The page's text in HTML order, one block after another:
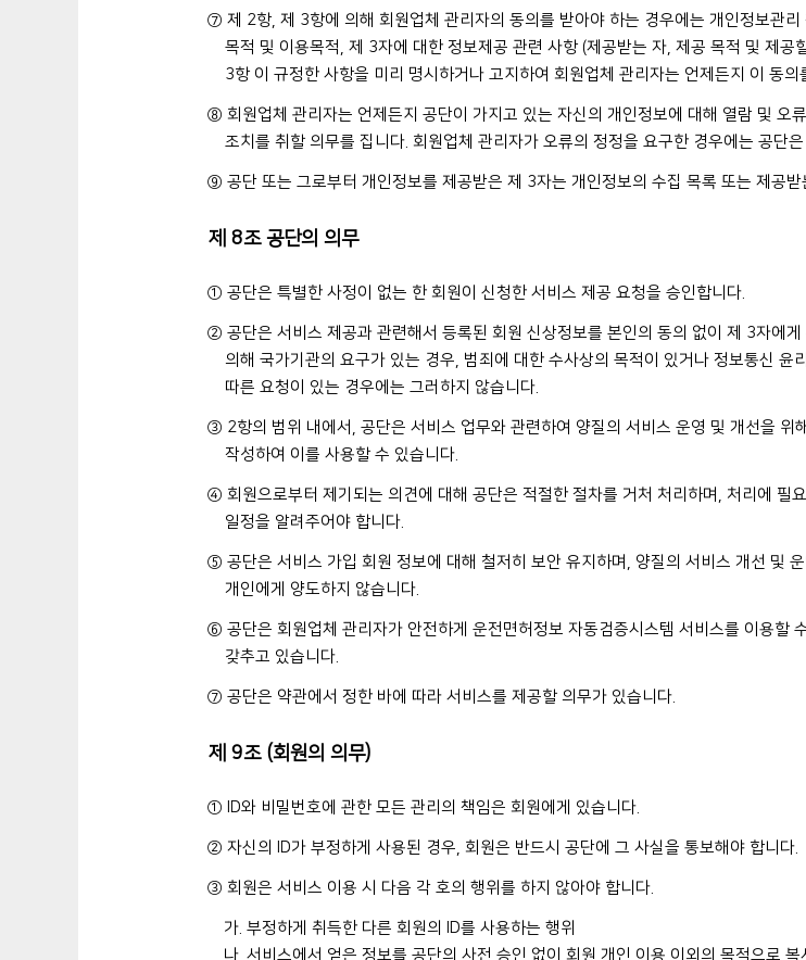
⑦ 제 2항, 제 3항에 의해 회원업체 관리자의 동의를 받아야 하는 경우에는 개인정보관
목적 및 이용목적, 제 3자에 대한 정보제공 관련 사항 (제공받는 자, 제공 목적 및 제
3항 이 규정한 사항을 미리 명시하거나 고지하여 회원업체 관리자는 언제든지 이 동의
⑧ 회원업체 관리자는 언제든지 공단이 가지고 있는 자신의 개인정보에 대해 열람 및 오
조치를 취할 의무를 집니다. 회원업체 관리자가 오류의 정정을 요구한 경우에는 공단
⑨ 공단 또는 그로부터 개인정보를 제공받은 제 3자는 개인정보의 수집 목록 또는 제공
제 8조 공단의 의무
① 공단은 특별한 사정이 없는 한 회원이 신청한 서비스 제공 요청을 승인합니다.
② 공단은 서비스 제공과 관련해서 등록된 회원 신상정보를 본인의 동의 없이 제 3자에
의해 국가기관의 요구가 있는 경우, 범죄에 대한 수사상의 목적이 있거나 정보통신 윤
따른 요청이 있는 경우에는 그러하지 않습니다.
③ 2항의 범위 내에서, 공단은 서비스 업무와 관련하여 양질의 서비스 운영 및 개선을 위
작성하여 이를 사용할 수 있습니다.
④ 회원으로부터 제기되는 의견에 대해 공단은 적절한 절차를 거처 처리하며, 처리에 필
일정을 알려주어야 합니다.
⑤ 공단은 서비스 가입 회원 정보에 대해 철저히 보안 유지하며, 양질의 서비스 개선 및
개인에게 양도하지 않습니다.
⑥ 공단은 회원업체 관리자가 안전하게 운전면허정보 자동검증시스템 서비스를 이용할
갖추고 있습니다.
⑦ 공단은 약관에서 정한 바에 따라 서비스를 제공할 의무가 있습니다.
제 9조 (회원의 의무)
① ID와 비밀번호에 관한 모든 관리의 책임은 회원에게 있습니다.
② 자신의 ID가 부정하게 사용된 경우, 회원은 반드시 공단에 그 사실을 통보해야 합니다.
③ 회원은 서비스 이용 시 다음 각 호의 행위를 하지 않아야 합니다.
가. 부정하게 취득한 다른 회원의 ID를 사용하는 행위
나. 서비스에서 얻은 정보를 공단의 사전 승인 없이 회원 개인 이용 이외의 목적으로